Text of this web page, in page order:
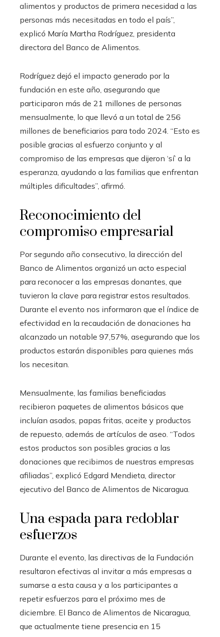
alimentos y productos de primera necesidad a las
personas más necesitadas en todo el país”,
explicó María Martha Rodríguez, presidenta
directora del Banco de Alimentos.
Rodríguez dejó el impacto generado por la
fundación en este año, asegurando que
participaron más de 21 millones de personas
mensualmente, lo que llevó a un total de 256
millones de beneficiarios para todo 2024. “Esto es
posible gracias al esfuerzo conjunto y al
compromiso de las empresas que dijeron ‘sí’ a la
esperanza, ayudando a las familias que enfrentan
múltiples dificultades”, afirmó.
Reconocimiento del
compromiso empresarial
Por segundo año consecutivo, la dirección del
Banco de Alimentos organizó un acto especial
para reconocer a las empresas donantes, que
tuvieron la clave para registrar estos resultados.
Durante el evento nos informaron que el índice de
efectividad en la recaudación de donaciones ha
alcanzado un notable 97,57%, asegurando que los
productos estarán disponibles para quienes más
los necesitan.
Mensualmente, las familias beneficiadas
recibieron paquetes de alimentos básicos que
incluían asados, papas fritas, aceite y productos
de repuesto, además de artículos de aseo. “Todos
estos productos son posibles gracias a las
donaciones que recibimos de nuestras empresas
afiliadas”, explicó Edgard Mendieta, director
ejecutivo del Banco de Alimentos de Nicaragua.
Una espada para redoblar
esfuerzos
Durante el evento, las directivas de la Fundación
resultaron efectivas al invitar a más empresas a
sumarse a esta causa y a los participantes a
repetir esfuerzos para el próximo mes de
diciembre. El Banco de Alimentos de Nicaragua,
que actualmente tiene presencia en 15